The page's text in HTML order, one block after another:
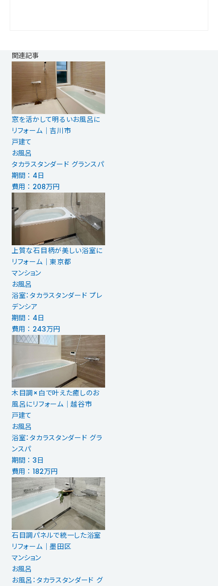
関連記事
窓を活かして明るいお風呂に
リフォーム│吉川市
戸建て
お風呂
タカラスタンダード グランスパ
期間 ： 4日
費用 ： 208万円
上質な石目柄が美しい浴室に
リフォーム｜東京都
マンション
お風呂
浴室：タカラスタンダード プレ
デンシア
期間 ： 4日
費用 ： 243万円
木目調×白で叶えた癒しのお
風呂にリフォーム｜越谷市
戸建て
お風呂
浴室：タカラスタンダード グラ
ンスパ
期間 ： 3日
費用 ： 182万円
石目調パネルで統一した浴室
リフォーム｜墨田区
マンション
お風呂
お風呂：タカラスタンダード グ